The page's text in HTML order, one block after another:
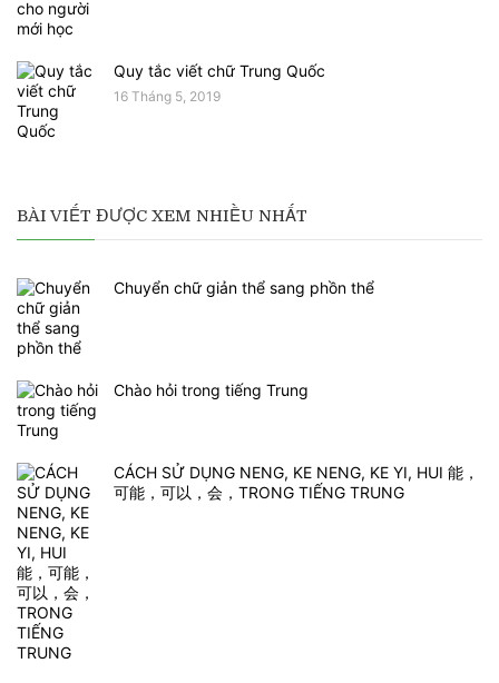
Quy tắc viết chữ Trung Quốc
16 Tháng 5, 2019
BÀI VIẾT ĐƯỢC XEM NHIỀU NHẤT
Chuyển chữ giản thể sang phồn thể
Chào hỏi trong tiếng Trung
CÁCH SỬ DỤNG NENG, KE NENG, KE YI, HUI 能，
可能，可以，会，TRONG TIẾNG TRUNG